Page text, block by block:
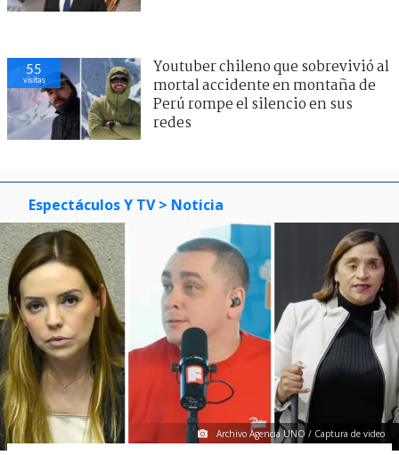
55
visitas
Youtuber chileno que sobrevivió al
mortal accidente en montaña de
Perú rompe el silencio en sus
redes
Espectáculos Y TV > Noticia
Archivo Agencia UNO / Captura de video